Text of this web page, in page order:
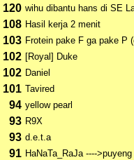
120 wihu dibantu hans di SE
108 Hasil kerja 2 menit
103 Frotein pake F ga pake P
102 [Royal] Duke
102 Daniel
101 Tavired
94 yellow pearl
93 R9X
93 d.e.t.a
91 HaNaTa_RaJa ----